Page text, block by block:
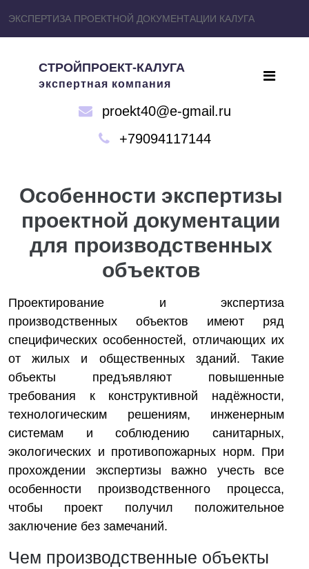
ЭКСПЕРТИЗА ПРОЕКТНОЙ ДОКУМЕНТАЦИИ КАЛУГА
СТРОЙПРОЕКТ-КАЛУГА
экспертная компания
proekt40@e-gmail.ru
+79094117144
Особенности экспертизы
проектной документации
для производственных
объектов
Проектирование и экспертиза
производственных объектов имеют ряд
специфических особенностей, отличающих их
от жилых и общественных зданий. Такие
объекты предъявляют повышенные
требования к конструктивной надёжности,
технологическим решениям, инженерным
системам и соблюдению санитарных,
экологических и противопожарных норм. При
прохождении экспертизы важно учесть все
особенности производственного процесса,
чтобы проект получил положительное
заключение без замечаний.
Чем производственные объекты